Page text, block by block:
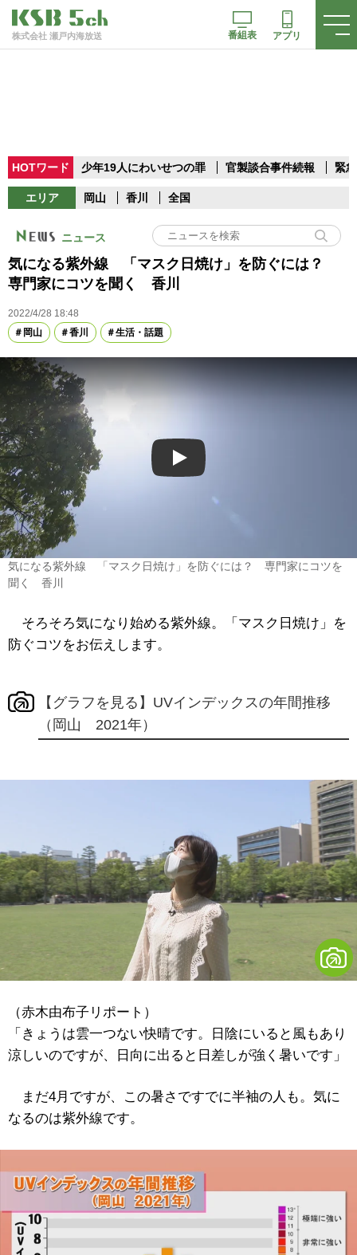
株式会社 瀬戸内海放送 番組表 アプリ
HOTワード 少年19人にわいせつの罪 官製談合事件続報 緊
エリア 岡山 香川 全国
ニュース
気になる紫外線 「マスク日焼け」を防ぐには？
専門家にコツを聞く 香川
2022/4/28 18:48
岡山
香川 生活・話題
Play
気になる紫外線 「マスク日焼け」を防ぐには？ 専門家にコツを
聞く 香川
そろそろ気になり始める紫外線。「マスク日焼け」を
防ぐコツをお伝えします。
【グラフを見る】UVインデックスの年間推移
（岡山 2021年）
（赤木由布子リポート）
「きょうは雲一つない快晴です。日陰にいると風もあり
涼しいのですが、日向に出ると日差しが強く暑いです」
まだ4月ですが、この暑さですでに半袖の人も。気に
なるのは紫外線です。